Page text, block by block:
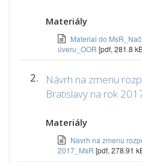
Materiály
Material do
úveru_OOR [pdf, 281.8
2.
Návrh na zmenu
Bratislavy na rok
Materiály
Navrh na zmenu
2017_MsR [pdf, 278.91